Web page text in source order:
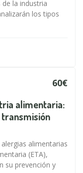
la industria
los tipos
60€
alimentaria:
alimentarias
(ETA),
su prevención y